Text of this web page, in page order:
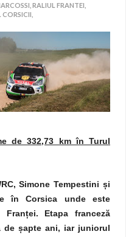
RALIUL FRANTEI,
CORSICII,
de 332,73 km în Turul
Simone Tempestini și
în Corsica unde este
Franței. Etapa franceză
de șapte ani, iar juniorul